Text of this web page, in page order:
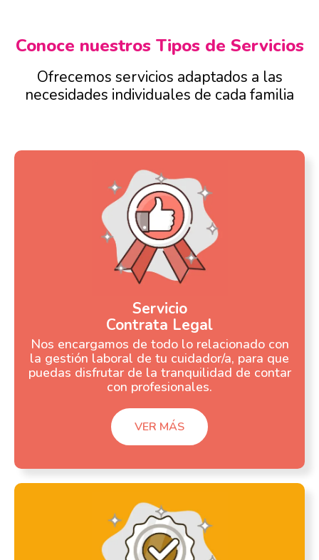
Conoce nuestros Tipos de Servicios
Ofrecemos servicios adaptados a las
necesidades individuales de cada familia
Servicio
Contrata Legal
Nos encargamos de todo lo relacionado con
la gestión laboral de tu cuidador/a, para que
puedas disfrutar de la tranquilidad de contar
con profesionales.
VER MÁS